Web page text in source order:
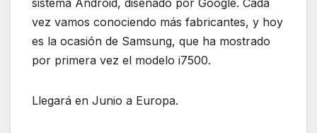
sistema Android, diseñado por Google. Cada
vez vamos conociendo más fabricantes, y hoy
es la ocasión de Samsung, que ha mostrado
por primera vez el modelo i7500.
Llegará en Junio a Europa.